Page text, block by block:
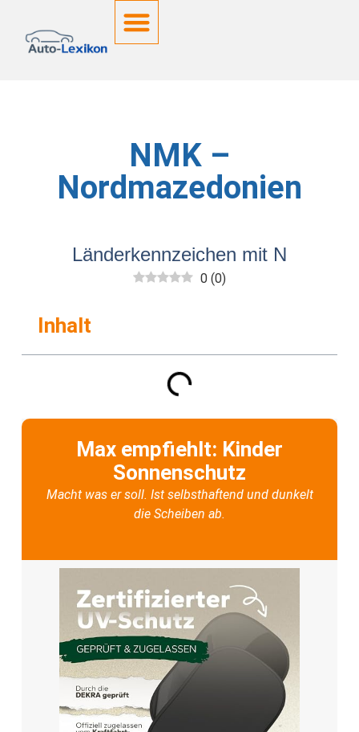
NMK –
Nordmazedonien
Länderkennzeichen mit N
0 (0)
Inhalt
Max empfiehlt: Kinder
Sonnenschutz
Macht was er soll. Ist selbsthaftend und dunkelt
die Scheiben ab.